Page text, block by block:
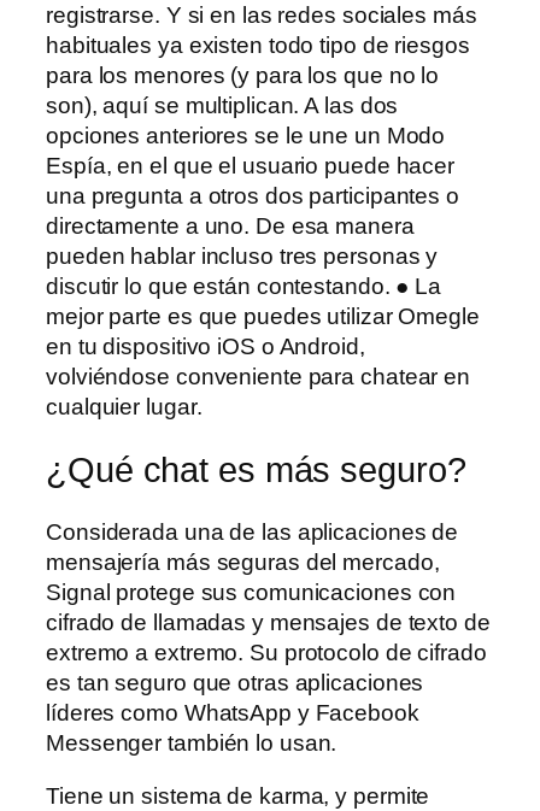
registrarse. Y si en las redes sociales más
habituales ya existen todo tipo de riesgos
para los menores (y para los que no lo
son), aquí se multiplican. A las dos
opciones anteriores se le une un Modo
Espía, en el que el usuario puede hacer
una pregunta a otros dos participantes o
directamente a uno. De esa manera
pueden hablar incluso tres personas y
discutir lo que están contestando. ● La
mejor parte es que puedes utilizar Omegle
en tu dispositivo iOS o Android,
volviéndose conveniente para chatear en
cualquier lugar.
¿Qué chat es más seguro?
Considerada una de las aplicaciones de
mensajería más seguras del mercado,
Signal protege sus comunicaciones con
cifrado de llamadas y mensajes de texto de
extremo a extremo. Su protocolo de cifrado
es tan seguro que otras aplicaciones
líderes como WhatsApp y Facebook
Messenger también lo usan.
Tiene un sistema de karma, y permite